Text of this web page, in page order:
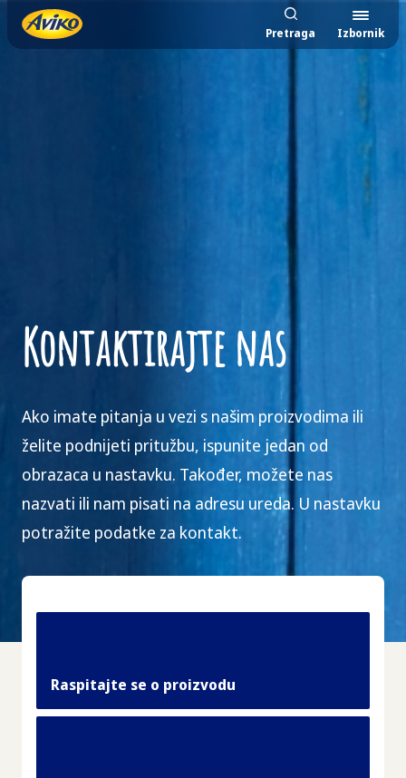
Pretraga Izbornik
Kontaktirajte nas
Ako imate pitanja u vezi s našim proizvodima ili
želite podnijeti pritužbu, ispunite jedan od
obrazaca u nastavku. Također, možete nas
nazvati ili nam pisati na adresu ureda. U nastavku
potražite podatke za kontakt.
Raspitajte se o proizvodu